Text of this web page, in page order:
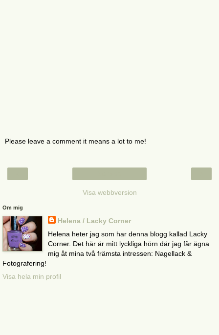
Please leave a comment it means a lot to me!
Visa webbversion
Om mig
Helena / Lacky Corner
Helena heter jag som har denna blogg kallad Lacky
Corner. Det här är mitt lyckliga hörn där jag får ägna
mig åt mina två främsta intressen: Nagellack &
Fotografering!
Visa hela min profil